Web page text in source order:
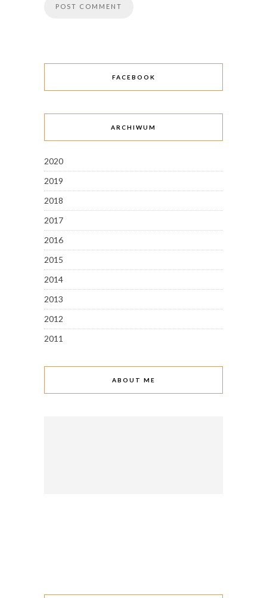
FACEBOOK
ARCHIWUM
2020
2019
2018
2017
2016
2015
2014
2013
2012
2011
ABOUT ME